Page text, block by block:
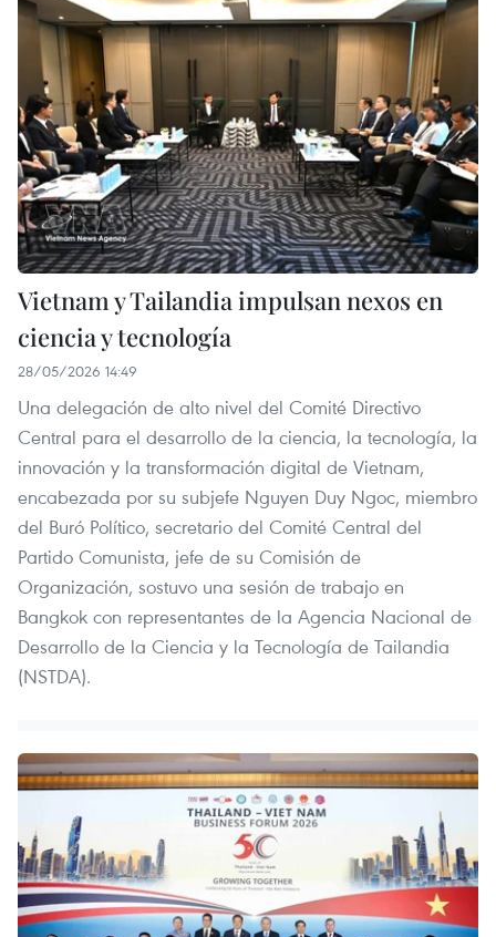
Vietnam y Tailandia impulsan nexos en
ciencia y tecnología
28/05/2026 14:49
Una delegación de alto nivel del Comité Directivo
Central para el desarrollo de la ciencia, la tecnología, la
innovación y la transformación digital de Vietnam,
encabezada por su subjefe Nguyen Duy Ngoc, miembro
del Buró Político, secretario del Comité Central del
Partido Comunista, jefe de su Comisión de
Organización, sostuvo una sesión de trabajo en
Bangkok con representantes de la Agencia Nacional de
Desarrollo de la Ciencia y la Tecnología de Tailandia
(NSTDA).